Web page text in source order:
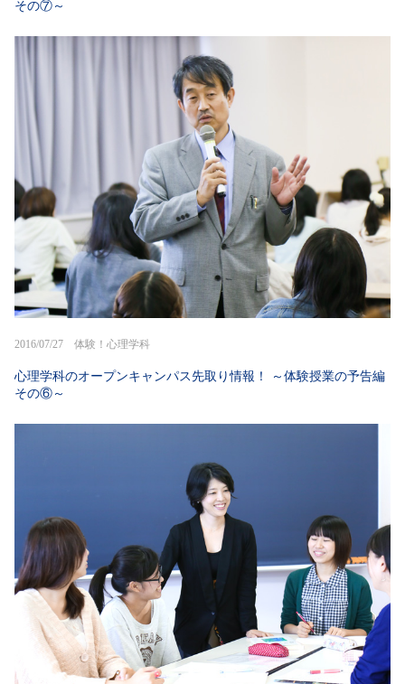
その⑦～
2016/07/27 体験！心理学科
心理学科のオープンキャンパス先取り情報！ ～体験授業の予告編
その⑥～